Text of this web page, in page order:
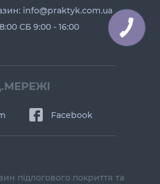
info@praktyk.com.ua
СБ 9:00 - 16:00
Facebook
підлогового покриття та